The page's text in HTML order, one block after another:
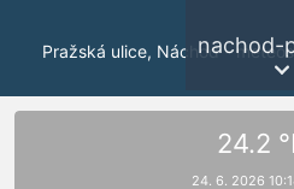
Pražská ulice, Náchod -nachod-
24.2
24. 6. 2026